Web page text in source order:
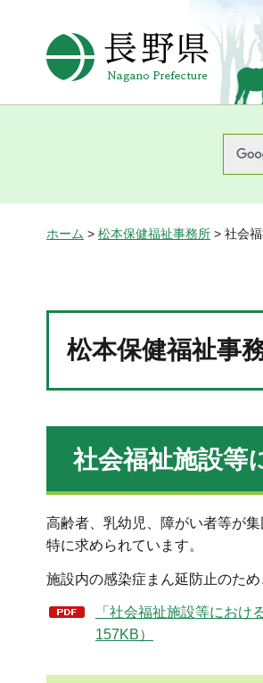
長野県
ホーム > 松本保健福祉事務所 > 社会
松本保健福祉事
社会福祉施設等
高齢者、乳幼児、障がい者等が
特に求められています。
施設内の感染症まん延防止のた
「社会福祉施設等にお
157KB）